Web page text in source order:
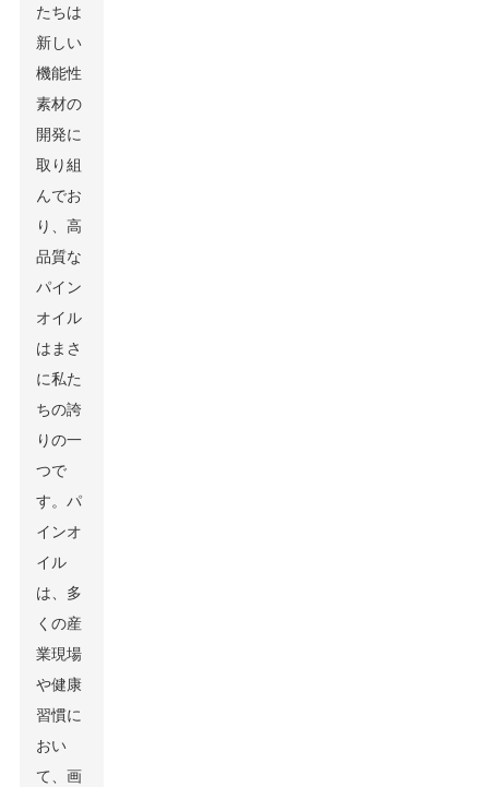
たちは
新しい
機能性
素材の
開発に
取り組
んでお
り、高
品質な
パイン
オイル
はまさ
に私た
ちの誇
りの一
つで
す。パ
インオ
イル
は、多
くの産
業現場
や健康
習慣に
おい
て、画